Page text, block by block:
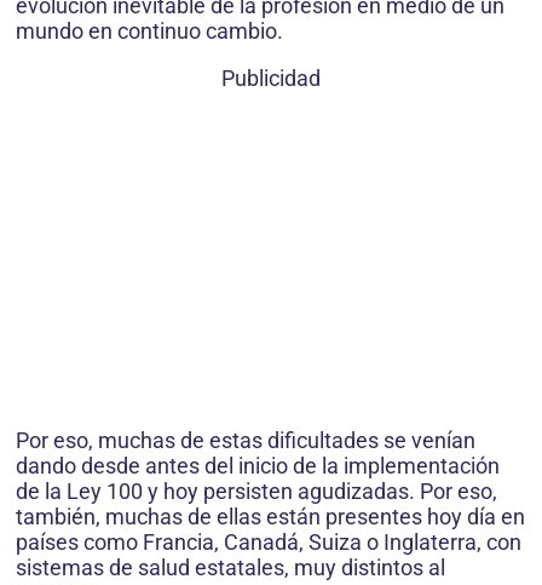
evolución inevitable de la profesión en medio de un
mundo en continuo cambio.
Publicidad
Por eso, muchas de estas dificultades se venían
dando desde antes del inicio de la implementación
de la Ley 100 y hoy persisten agudizadas. Por eso,
también, muchas de ellas están presentes hoy día en
países como Francia, Canadá, Suiza o Inglaterra, con
sistemas de salud estatales, muy distintos al